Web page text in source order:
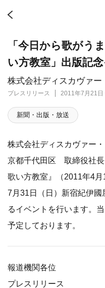
株式会社ディスカヴァ
プレスリリース 2011年7月21日
「今日から歌がう
い方教室」出版記
新聞・出版・放送
株式会社ディスカヴァー
京都千代田区 取締役社
歌い方教室』（2011年4月
7月31日（日）新宿紀伊國
るイベントを行います。
予定しております。
報道機関各位
プレスリリース